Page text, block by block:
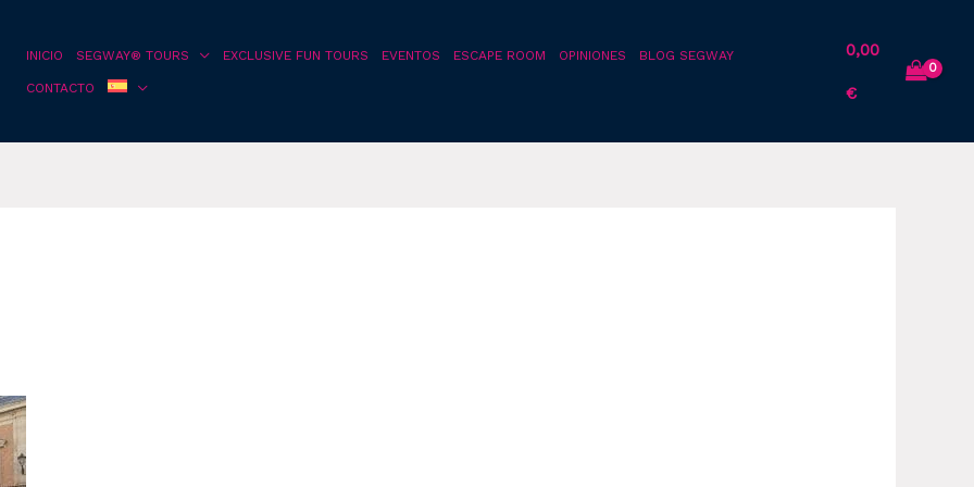
INICIO SEGWAY® TOURS EXCLUSIVE FUN TOURS EVENTOS ESCAPE ROOM OPINIONES BLOG SEGWAY
CONTACTO
0,00
€